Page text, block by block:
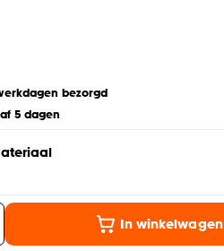
bezorgd
5 dagen
In winkelwagen